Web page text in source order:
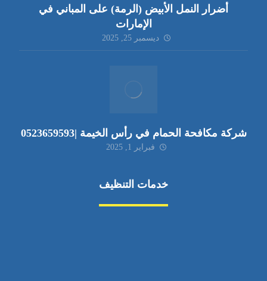
أضرار النمل الأبيض (الرمة) على المباني في
الإمارات
ديسمبر 25, 2025
شركة مكافحة الحمام في رأس الخيمة |0523659593
فبراير 1, 2025
خدمات التنظيف